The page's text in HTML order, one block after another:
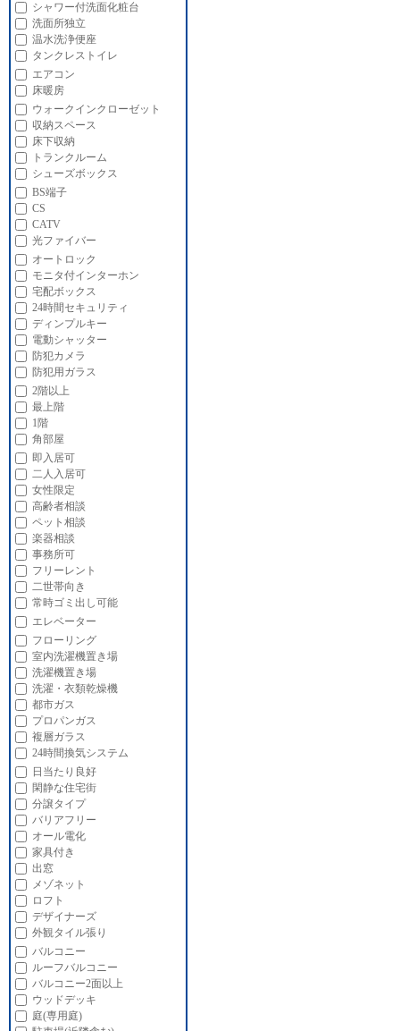
シャワー付洗面化粧台
洗面所独立
温水洗浄便座
タンクレストイレ
エアコン
床暖房
ウォークインクローゼット
収納スペース
床下収納
トランクルーム
シューズボックス
BS端子
CS
CATV
光ファイバー
オートロック
モニタ付インターホン
宅配ボックス
24時間セキュリティ
ディンプルキー
電動シャッター
防犯カメラ
防犯用ガラス
2階以上
最上階
1階
角部屋
即入居可
二人入居可
女性限定
高齢者相談
ペット相談
楽器相談
事務所可
フリーレント
二世帯向き
常時ゴミ出し可能
エレベーター
フローリング
室内洗濯機置き場
洗濯機置き場
洗濯・衣類乾燥機
都市ガス
プロパンガス
複層ガラス
24時間換気システム
日当たり良好
閑静な住宅街
分譲タイプ
バリアフリー
オール電化
家具付き
出窓
メゾネット
ロフト
デザイナーズ
外観タイル張り
バルコニー
ルーフバルコニー
バルコニー2面以上
ウッドデッキ
庭(専用庭)